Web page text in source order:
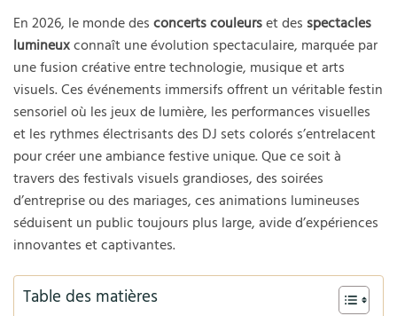
En 2026, le monde des concerts couleurset des spectacles
lumineuxconnaît une évolution spectaculaire, marquée par
une fusion créative entre technologie, musique et arts
visuels. Ces événements immersifs offrent un véritable festin
sensoriel où les jeux de lumière, les performances visuelles
et les rythmes électrisants des DJ sets colorés s’entrelacent
pour créer une ambiance festive unique. Que ce soit à
travers des festivals visuels grandioses, des soirées
d’entreprise ou des mariages, ces animations lumineuses
séduisent un public toujours plus large, avide d’expériences
innovantes et captivantes.
Table des matières